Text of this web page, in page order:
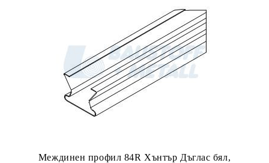
Междинен профил 84R Хънтър Дъглас бял,